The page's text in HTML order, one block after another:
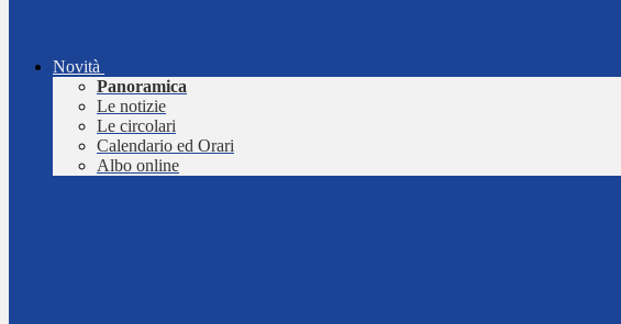
Novità
Panoramica
Le notizie
Le circolari
Calendario ed Orari
Albo online